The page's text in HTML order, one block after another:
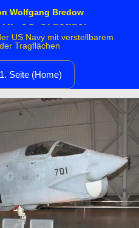
Wolfgang Bredow
8G Crusader
US Navy mit verstellbarem
Tragflächen
Seite (Home)